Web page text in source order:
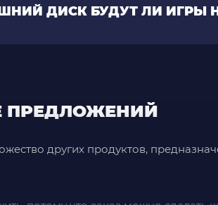
ДИСК БУДУТ ЛИ ИГРЫ
ПРЕДЛОЖЕНИЙ
других продуктов,